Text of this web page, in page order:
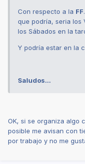
Con respecto a la FF
que podría, seria los
los Sábados en la
Y podría estar en la
Saludos…
OK, si se organiza algo
posible me avisan con
por trabajo y no me